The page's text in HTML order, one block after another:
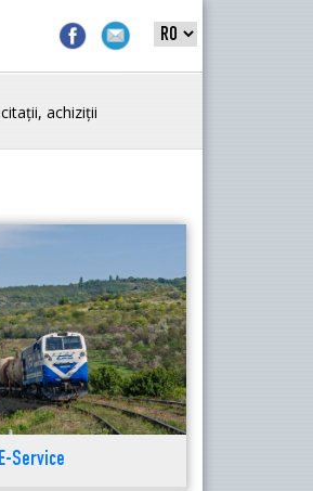
achiziții
Service